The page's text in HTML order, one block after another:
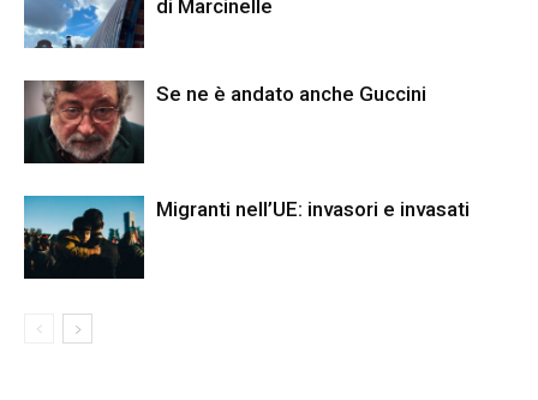
di Marcinelle
Se ne è andato anche Guccini
Migranti nell’UE: invasori e invasati